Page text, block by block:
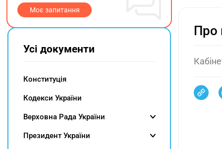
Про
Моє запитання
Усі документи
Конституція
Кодекси України
Верховна Рада України
Президент України